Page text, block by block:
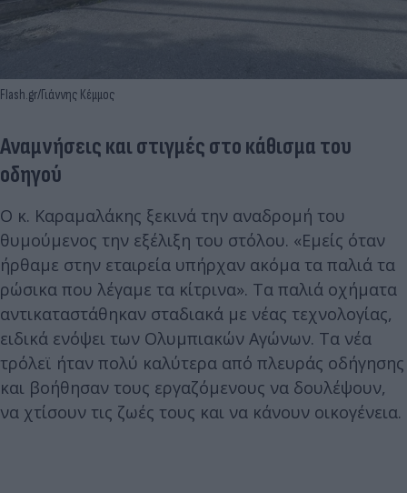
Flash.gr/Γιάννης Κέμμος
Αναμνήσεις και στιγμές στο κάθισμα του
οδηγού
Ο κ. Καραμαλάκης ξεκινά την αναδρομή του
θυμούμενος την εξέλιξη του στόλου. «Εμείς όταν
ήρθαμε στην εταιρεία υπήρχαν ακόμα τα παλιά τα
ρώσικα που λέγαμε τα κίτρινα». Τα παλιά οχήματα
αντικαταστάθηκαν σταδιακά με νέας τεχνολογίας,
ειδικά ενόψει των Ολυμπιακών Αγώνων. Τα νέα
τρόλεϊ ήταν πολύ καλύτερα από πλευράς οδήγησης
και βοήθησαν τους εργαζόμενους να δουλέψουν,
να χτίσουν τις ζωές τους και να κάνουν οικογένεια.